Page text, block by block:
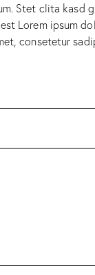
Stet clita kasd
Lorem ipsum
consetetur